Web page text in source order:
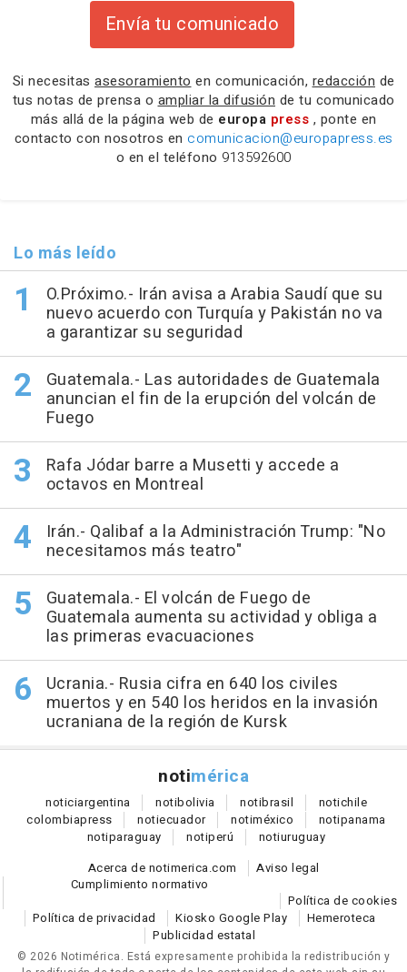
Envía tu comunicado
Si necesitas asesoramiento en comunicación, redacción de
tus notas de prensa o ampliar la difusión de tu comunicado
más allá de la página web de europa press , ponte en
contacto con nosotros en comunicacion@europapress.es
o en el teléfono 913592600
Lo más leído
O.Próximo.- Irán avisa a Arabia Saudí que su
nuevo acuerdo con Turquía y Pakistán no va
a garantizar su seguridad
Guatemala.- Las autoridades de Guatemala
anuncian el fin de la erupción del volcán de
Fuego
Rafa Jódar barre a Musetti y accede a
octavos en Montreal
Irán.- Qalibaf a la Administración Trump: "No
necesitamos más teatro"
Guatemala.- El volcán de Fuego de
Guatemala aumenta su actividad y obliga a
las primeras evacuaciones
Ucrania.- Rusia cifra en 640 los civiles
muertos y en 540 los heridos en la invasión
ucraniana de la región de Kursk
notimérica
noticiargentina notibolivia notibrasil notichile
colombiapress notiecuador notiméxico notipanama
notiparaguay notiperú notiuruguay
Acerca de notimerica.com
Aviso legal
Cumplimiento normativo
Política de cookies
Política de privacidad
Kiosko Google Play
Hemeroteca
Publicidad estatal
© 2026 Notimérica. Está expresamente prohibida la redistribución y